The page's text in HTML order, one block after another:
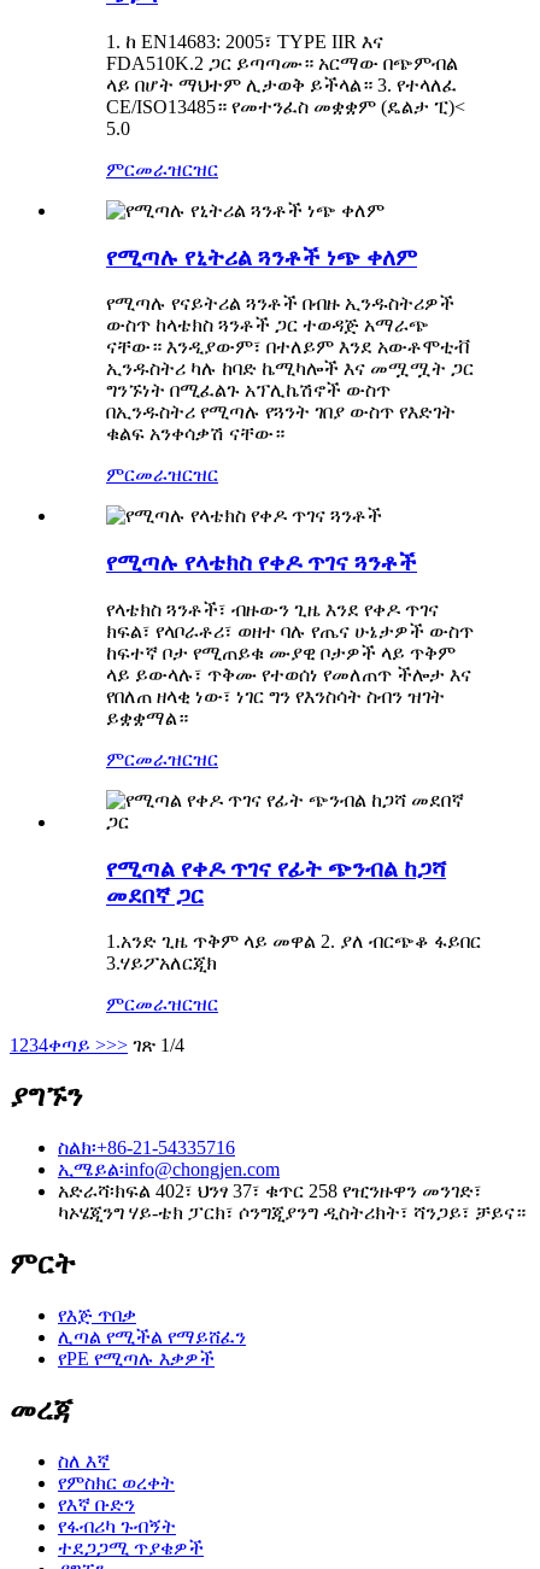
1. ከ EN14683: 2005፣ TYPE IIR እና
FDA510K.2 ጋር ይጣጣሙ። አርማው በጭምብል
ላይ በሆት ማህተም ሊታወቅ ይችላል። 3. የተላለፈ
CE/ISO13485። የመተንፈስ መቋቋም (ዴልታ ፒ)<
5.0
ምርመራዝርዝር
የሚጣሉ የኒትሪል ጓንቶች ነጭ ቀለም
የሚጣሉ የናይትሪል ጓንቶች በብዙ ኢንዱስትሪዎች
ውስጥ ከላቴክስ ጓንቶች ጋር ተወዳጅ አማራጭ
ናቸው። እንዲያውም፣ በተለይም እንደ አውቶሞቲቭ
ኢንዱስትሪ ካሉ ከባድ ኬሚካሎች እና መሟሟት ጋር
ግንኙነት በሚፈልጉ አፕሊኬሽኖች ውስጥ
በኢንዱስትሪ የሚጣሉ የጓንት ገበያ ውስጥ የእድገት
ቁልፍ አንቀሳቃሽ ናቸው።
ምርመራዝርዝር
የሚጣሉ የላቴክስ የቀዶ ጥገና ጓንቶች
የላቴክስ ጓንቶች፣ ብዙውን ጊዜ እንደ የቀዶ ጥገና
ክፍል፣ የላቦራቶሪ፣ ወዘተ ባሉ የጤና ሁኔታዎች ውስጥ
ከፍተኛ ቦታ የሚጠይቁ ሙያዊ ቦታዎች ላይ ጥቅም
ላይ ይውላሉ፣ ጥቅሙ የተወሰነ የመለጠጥ ችሎታ እና
የበለጠ ዘላቂ ነው፣ ነገር ግን የእንስሳት ስብን ዝገት
ይቋቋማል።
ምርመራዝርዝር
የሚጣል የቀዶ ጥገና የፊት ጭንብል ከጋሻ
መደበኛ ጋር
1.አንድ ጊዜ ጥቅም ላይ መዋል 2. ያለ ብርጭቆ ፋይበር
3.ሃይፖአለርጂክ
ምርመራዝርዝር
1 234ቀጣይ >>> ገጽ 1/4
ያግኙን
ስልክ፡+86-21-54335716
ኢሜይል፡info@chongjen.com
አድራሻ፡ክፍል 402፣ ህንፃ 37፣ ቁጥር 258 የዢንዙዋን መንገድ፣
ካኦሄጂንግ ሃይ-ቴክ ፓርክ፣ ሶንግጂያንግ ዲስትሪክት፣ ሻንጋይ፣ ቻይና።
ምርት
የእጅ ጥበቃ
ሊጣል የሚችል የማይሸፈን
የPE የሚጣሉ እቃዎች
መረጃ
ስለ እኛ
የምስክር ወረቀት
የእኛ ቡድን
የፋብሪካ ጉብኝት
ተደጋጋሚ ጥያቄዎች